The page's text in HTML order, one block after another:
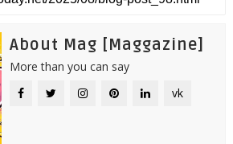
About Mag [Maggazine]
More than you can say
vk